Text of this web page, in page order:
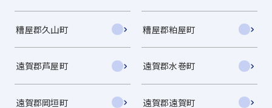
糟屋郡久山町 糟屋郡粕屋町
遠賀郡芦屋町 遠賀郡水巻町
遠賀郡岡垣町 遠賀郡遠賀町